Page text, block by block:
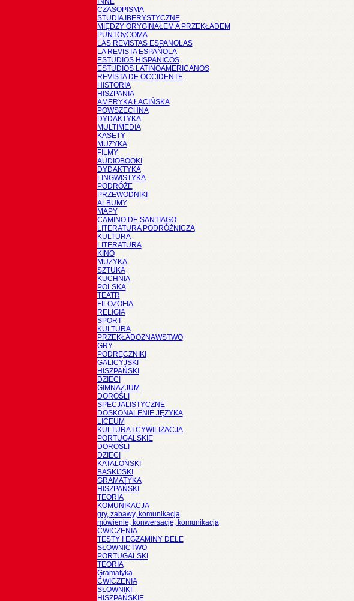
CZASOPISMA
STUDIA IBERYSTYCZNE
MIĘDZY ORYGINAŁEM A PRZEKŁADEM
PUNTOyCOMA
LAS REVISTAS ESPANOLAS
LA REVISTA ESPAÑOLA
ESTUDIOS HISPANICOS
ESTUDIOS LATINOAMERICANOS
REVISTA DE OCCIDENTE
HISTORIA
HISZPANIA
AMERYKA ŁACIŃSKA
POWSZECHNA
DYDAKTYKA
MULTIMEDIA
KASETY
MUZYKA
FILMY
AUDIOBOOKI
DYDAKTYKA
LINGWISTYKA
PODRÓŻE
PRZEWODNIKI
ALBUMY
MAPY
CAMINO DE SANTIAGO
LITERATURA PODRÓŻNICZA
KULTURA
LITERATURA
KINO
MUZYKA
SZTUKA
KUCHNIA
POLSKA
TEATR
FILOZOFIA
RELIGIA
SPORT
KULTURA
PRZEKŁADOZNAWSTWO
GRY
PODRĘCZNIKI
GALICYJSKI
HISZPAŃSKI
DZIECI
GIMNAZJUM
DOROŚLI
SPECJALISTYCZNE
DOSKONALENIE JĘZYKA
LICEUM
KULTURA I CYWILIZACJA
PORTUGALSKIE
DOROŚLI
DZIECI
KATALOŃSKI
BASKIJSKI
GRAMATYKA
HISZPAŃSKI
TEORIA
KOMUNIKACJA
gry, zabawy, komunikacja
mówienie, konwersacje, komunikacja
ĆWICZENIA
TESTY I EGZAMINY DELE
SŁOWNICTWO
PORTUGALSKI
TEORIA
Gramatyka
ĆWICZENIA
SŁOWNIKI
HISZPAŃSKIE